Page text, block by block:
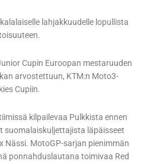
lahjakkuudelle lopullista
Cupin Euroopan mestaruuden
arvostettuun, KTM:n Moto3-
Cupiin.
kilpailevaa Pulkkista ennen
suomalaiskuljettajista läpäisseet
Nässi. MotoGP-sarjan pienimmän
ponnahduslautana toimivaa Red